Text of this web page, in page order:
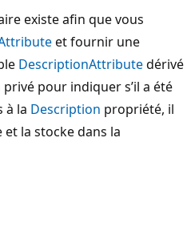
existe afin que vous
et fournir une
DescriptionAttributedérivé
pour indiquer s’il a été
à la Description propriété, il
et la stocke dans la